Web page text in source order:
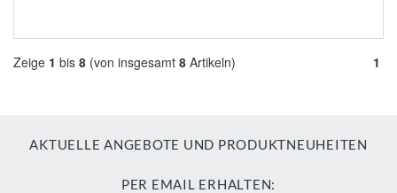
Zeige 1 bis 8 (von insgesamt 8 Artikeln) 1
AKTUELLE ANGEBOTE UND PRODUKTNEUHEITEN
PER EMAIL ERHALTEN: